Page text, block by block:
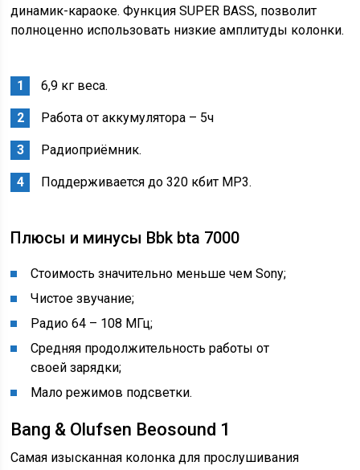
динамик-караоке. Функция SUPER BASS, позволит
полноценно использовать низкие амплитуды колонки.
6,9 кг веса.
Работа от аккумулятора – 5ч
Радиоприёмник.
Поддерживается до 320 кбит МР3.
Плюсы и минусы Bbk bta 7000
Стоимость значительно меньше чем Sony;
Чистое звучание;
Радио 64 – 108 МГц;
Средняя продолжительность работы от
своей зарядки;
Мало режимов подсветки.
Bang & Olufsen Beosound 1
Самая изысканная колонка для прослушивания